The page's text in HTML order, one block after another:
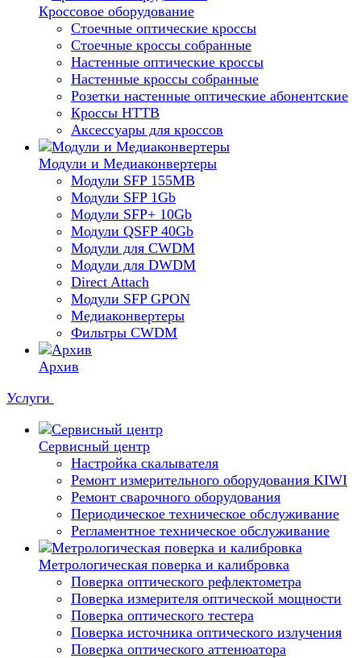
Кроссовое оборудование
Стоечные оптические кроссы
Стоечные кроссы собранные
Настенные оптические кроссы
Настенные кроссы собранные
Розетки настенные оптические абонентские
Кроссы HTTB
Аксессуары для кроссов
Модули и Медиаконвертеры
Модули SFP 155MB
Модули SFP 1Gb
Модули SFP+ 10Gb
Модули QSFP 40Gb
Модули для CWDM
Модули для DWDM
Direct Attach
Модули SFP GPON
Медиаконвертеры
Фильтры CWDM
Архив
Услуги
Сервисный центр
Настройка скалывателя
Ремонт измерительного оборудования KIWI
Ремонт сварочного оборудования
Периодическое техническое обслуживание
Регламентное техническое обслуживание
Метрологическая поверка и калибровка
Поверка оптического рефлектометра
Поверка измерителя оптической мощности
Поверка оптического тестера
Поверка источника оптического излучения
Поверка оптического аттенюатора